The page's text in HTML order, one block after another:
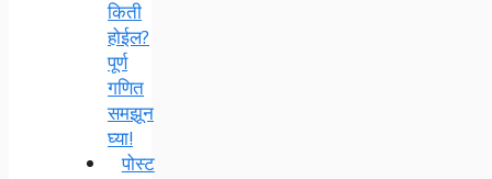
किती
होईल?
पूर्ण
गणित
समझून
घ्या!
पोस्ट